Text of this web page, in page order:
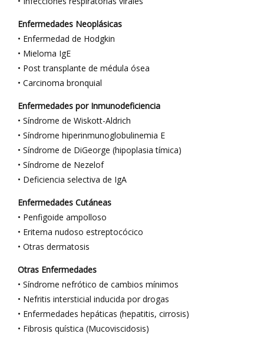
Enfermedades Neoplásicas
• Enfermedad de Hodgkin
• Mieloma IgE
• Post transplante de médula ósea
• Carcinoma bronquial
Enfermedades por Inmunodeficiencia
• Síndrome de Wiskott-Aldrich
• Síndrome hiperinmunoglobulinemia E
• Síndrome de DiGeorge (hipoplasia tímica)
• Síndrome de Nezelof
• Deficiencia selectiva de IgA
Enfermedades Cutáneas
• Penfigoide ampolloso
• Eritema nudoso estreptocócico
• Otras dermatosis
Otras Enfermedades
• Síndrome nefrótico de cambios mínimos
• Nefritis intersticial inducida por drogas
• Enfermedades hepáticas (hepatitis, cirrosis)
• Fibrosis quística (Mucoviscidosis)